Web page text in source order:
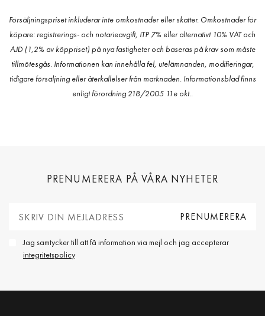
Försäljningspriset inkluderar inte omkostnader eller skatter. Omkostnader för
köpare: registrerings- och notarieavgift, ITP 7% eller alternativt 10% VAT och
AJD (1,2% av köppriset) på nya fastigheter och baseras på krav som måste
tillmötesgås. Informationen kan innehålla fel, utelämnanden, modifieringar,
tidigare försäljning eller återkallelser från marknaden. Informationsblad finns
enligt förordning 218/2005 11e okt..
PRENUMERERA PÅ VÅRA NYHETER
Jag samtycker till att få information via mejl och jag accepterar
integritetspolicy